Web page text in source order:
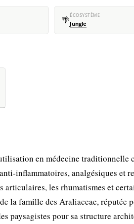
🌴ÉCOSYSTÈME
Jungle
en médecine traditionnelle
inflammatoires, analgésiques et
les rhumatismes et
la famille des Araliaceae, réputée
paysagistes pour sa structure